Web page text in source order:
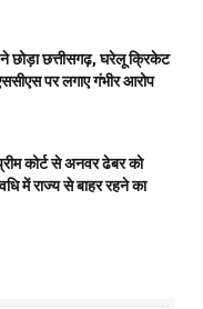
छोड़ा छत्तीसगढ़, घरेलू क्रिकेट
पर लगाए गंभीर आरोप
कोर्ट से अनवर ढेबर को
में राज्य से बाहर रहने का